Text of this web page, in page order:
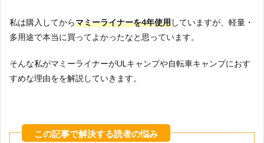
私は購入してからマミーライナーを4年使用していますが、軽量・
多用途で本当に買ってよかったなと思っています。
そんな私がマミーライナーがULキャンプや自転車キャンプにおす
すめな理由をを解説していきます。